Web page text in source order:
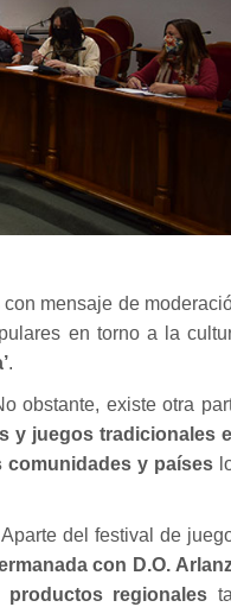
mensaje de
en torno a la
.
obstante, existe otra
y juegos tradicionales
comunidades y países
del festival de
con D.O.
regionales